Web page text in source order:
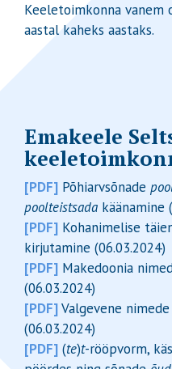
Keeletoimkonna vanem
aastal kaheks aastaks.
Emakeele
[PDF] Põhiarvsõnade
poolteistsada käänamine
[PDF] Kohanimelise
kirjutamine (06.03.2024)
[PDF] Makedoonia
(06.03.2024)
[PDF]Valgevene
(06.03.2024)
[PDF] (te)t-rööpvorm,